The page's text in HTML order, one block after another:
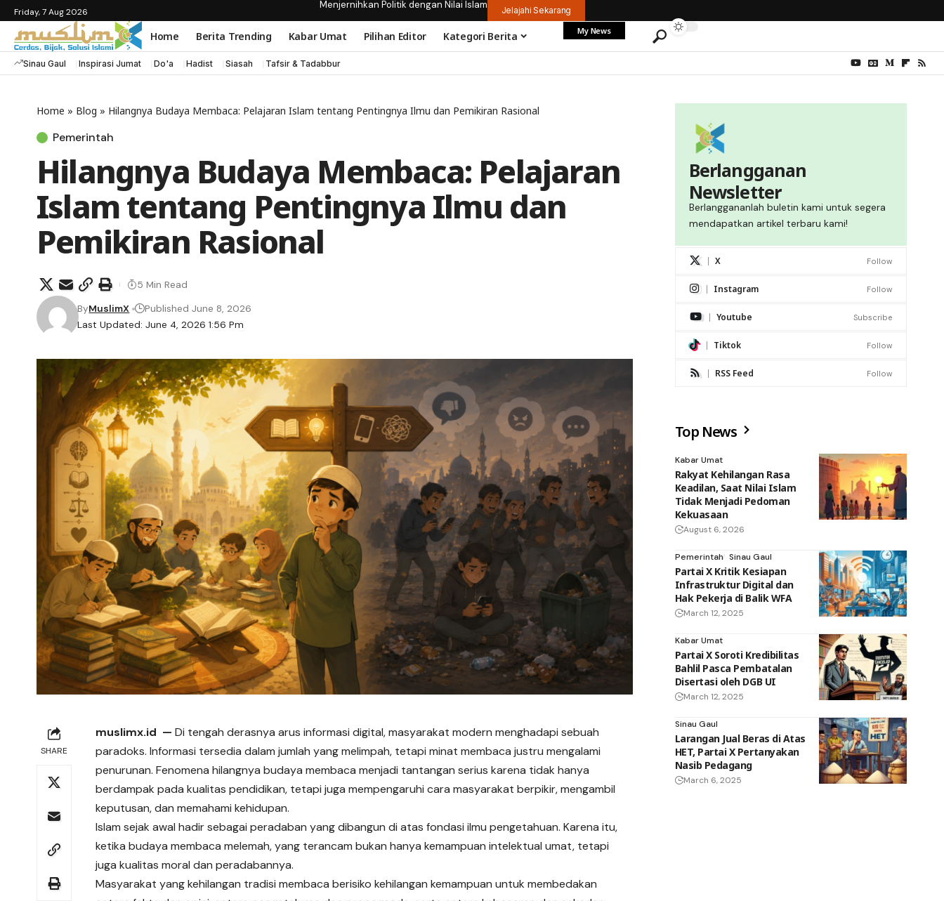
Friday, 7 Aug 2026
Menjernihkan Politik dengan Nilai Islam Jelajahi Sekarang
Home Berita Trending Kabar Umat Pilihan Editor Kategori Berita My News
Sinau Gaul Inspirasi Jumat Do'a Hadist Siasah Tafsir & Tadabbur
Home » Blog » Hilangnya Budaya Membaca: Pelajaran Islam tentang Pentingnya Ilmu dan Pemikiran Rasional
Pemerintah
Hilangnya Budaya Membaca: Pelajaran
Islam tentang Pentingnya Ilmu dan
Pemikiran Rasional
Last Updated: June 4, 2026 1:56 Pm
ByMuslimX Published June 8, 2026
5 Min Read
SHARE
muslimx.id — Di tengah derasnya arus informasi digital, masyarakat modern menghadapisebuah
paradoks. Informasi tersedia dalam jumlah yang melimpah, tetapi minat membaca justru mengalami
penurunan. Fenomena hilangnya budaya membaca menjadi tantangan serius karena tidak hanya
berdampak pada kualitas pendidikan, tetapi juga mempengaruhi cara masyarakat berpikir, mengambil
keputusan, dan memahami kehidupan.
Islam sejak awal hadir sebagai peradaban yang dibangun di atas fondasi ilmu pengetahuan. Karena itu,
ketika budaya membaca melemah, yang terancam bukan hanya kemampuan intelektual umat, tetapi
juga kualitas moral dan peradabannya.
Masyarakat yang kehilangan tradisi membaca berisiko kehilangan kemampuan untuk membedakan
Berlangganan
Newsletter
Berlanggananlah buletin kami untuk segera
mendapatkan artikel terbaru kami!
X Follow
Instagram Follow
Youtube Subscribe
Tiktok Follow
RSS Feed Follow
Top News
Kabar Umat
Rakyat Kehilangan Rasa
Keadilan, Saat Nilai Islam
Tidak Menjadi Pedoman
Kekuasaan
August 6, 2026
Pemerintah Sinau Gaul
Partai X Kritik Kesiapan
Infrastruktur Digital dan
Hak Pekerja di Balik WFA
March 12, 2025
Kabar Umat
Partai X Soroti Kredibilitas
Bahlil Pasca Pembatalan
Disertasi oleh DGB UI
March 12, 2025
Sinau Gaul
Larangan Jual Beras di Atas
HET, Partai X Pertanyakan
Nasib Pedagang
March 6, 2025